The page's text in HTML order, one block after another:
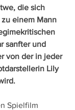
die sich
einem Mann
sanfter und
von der in jeder
Lily
Spielfilm